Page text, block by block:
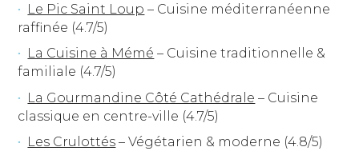
Le Pic Saint Loup – Cuisine méditerranéenne
raffinée (4.7/5)
La Cuisine à Mémé – Cuisine traditionnelle &
familiale (4.7/5)
La Gourmandine Côté Cathédrale – Cuisine
classique en centre-ville (4.7/5)
Les Crulottés – Végétarien & moderne (4.8/5)